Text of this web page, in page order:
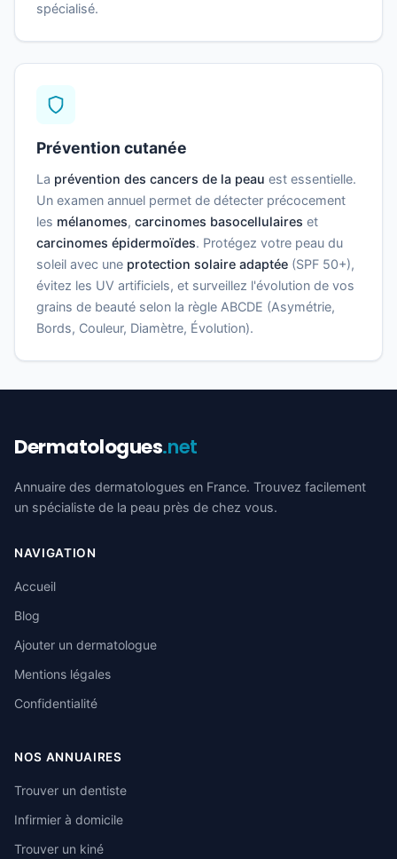
spécialisé.
Prévention cutanée
La prévention des cancers de la peau est essentielle.
Un examen annuel permet de détecter précocement
les mélanomes, carcinomes basocellulaires et
carcinomes épidermoïdes. Protégez votre peau du
soleil avec une protection solaire adaptée (SPF 50+),
évitez les UV artificiels, et surveillez l'évolution de vos
grains de beauté selon la règle ABCDE (Asymétrie,
Bords, Couleur, Diamètre, Évolution).
Dermatologues.net
Annuaire des dermatologues en France. Trouvez facilement
un spécialiste de la peau près de chez vous.
NAVIGATION
Accueil
Blog
Ajouter un dermatologue
Mentions légales
Confidentialité
NOS ANNUAIRES
Trouver un dentiste
Infirmier à domicile
Trouver un kiné